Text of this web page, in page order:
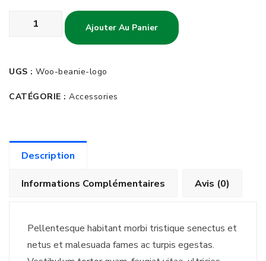
quantité
Suit
Ajouter Au Panier
UGS : Woo-beanie-logo
CATÉGORIE : Accessories
Description
Informations Complémentaires Avis (0)
Pellentesque habitant morbi tristique senectus et
netus et malesuada fames ac turpis egestas.